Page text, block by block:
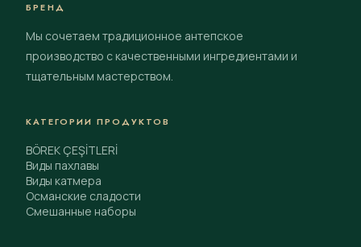
БРЕНД
Мы сочетаем традиционное антепское
производство с качественными ингредиентами и
тщательным мастерством.
КАТЕГОРИИ ПРОДУКТОВ
BÖREK ÇEŞİTLERİ
Виды пахлавы
Виды катмера
Османские сладости
Смешанные наборы